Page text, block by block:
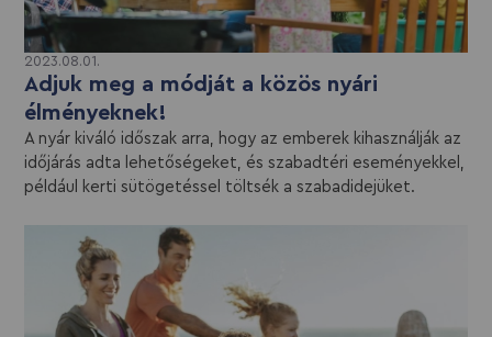
2023.08.01.
Adjuk meg a módját a közös nyári
élményeknek!
A nyár kiváló időszak arra, hogy az emberek kihasználják az
időjárás adta lehetőségeket, és szabadtéri eseményekkel,
például kerti sütögetéssel töltsék a szabadidejüket.